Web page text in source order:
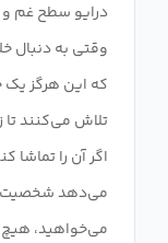
درایو سطح غم و
وقتی به دنبال
که این هرگز یک
تلاش می‌کنند تا
اگر آن را تماشا